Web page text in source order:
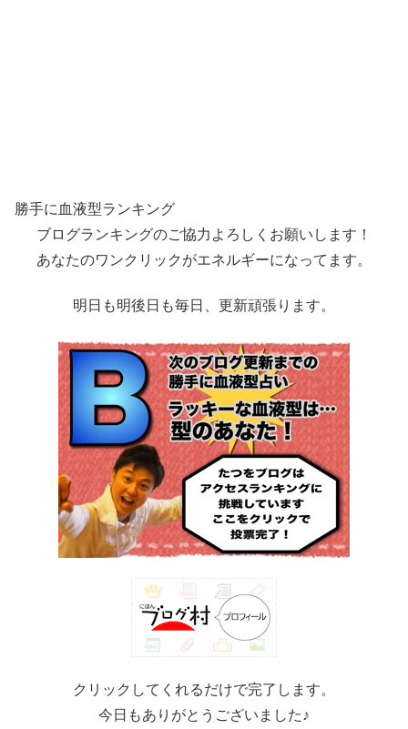
勝手に血液型ランキング
ブログランキングのご協力よろしくお願いします！
あなたのワンクリックがエネルギーになってます。
明日も明後日も毎日、更新頑張ります。
クリックしてくれるだけで完了します。
今日もありがとうございました♪